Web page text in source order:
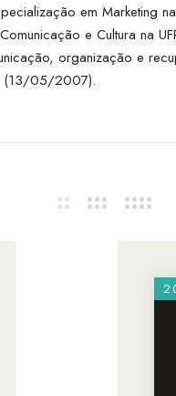
em Marketing
e Cultura na
organização e
(13/05/2007).